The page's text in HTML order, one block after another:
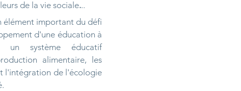
de la vie sociale...
élément important du défi
d'une éducation à
un système éducatif
alimentaire, les
l'intégration de l'écologie